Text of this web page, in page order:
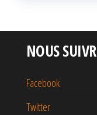
NOUS
Facebook
Twitter